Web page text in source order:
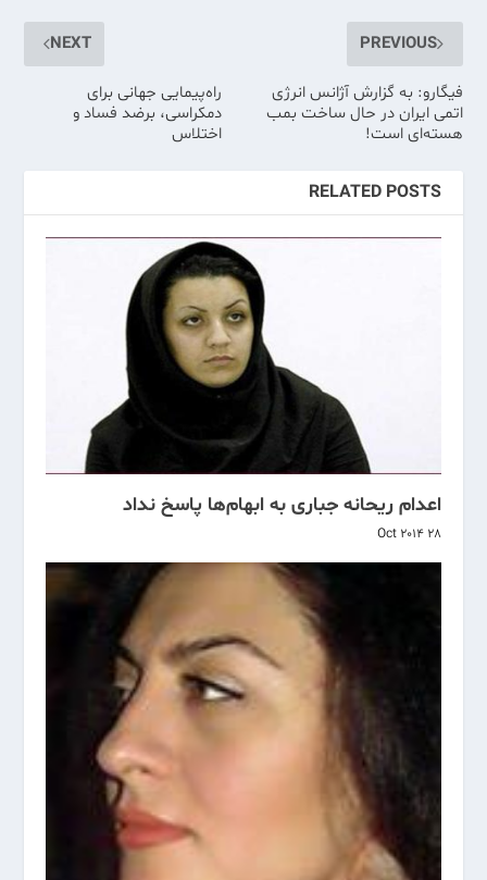
PREVIOUS
فیگارو: به گزارش آژانس انرژی
اتمی ایران در حال ساخت بمب
هسته‌ای است!
NEXT
راه‌پیمایی جهانی برای
دمکراسی، برضد فساد و
اختلاس
RELATED POSTS
اعدام ریحانه جباری به ابهام‌ها پاسخ نداد
28 Oct 2014